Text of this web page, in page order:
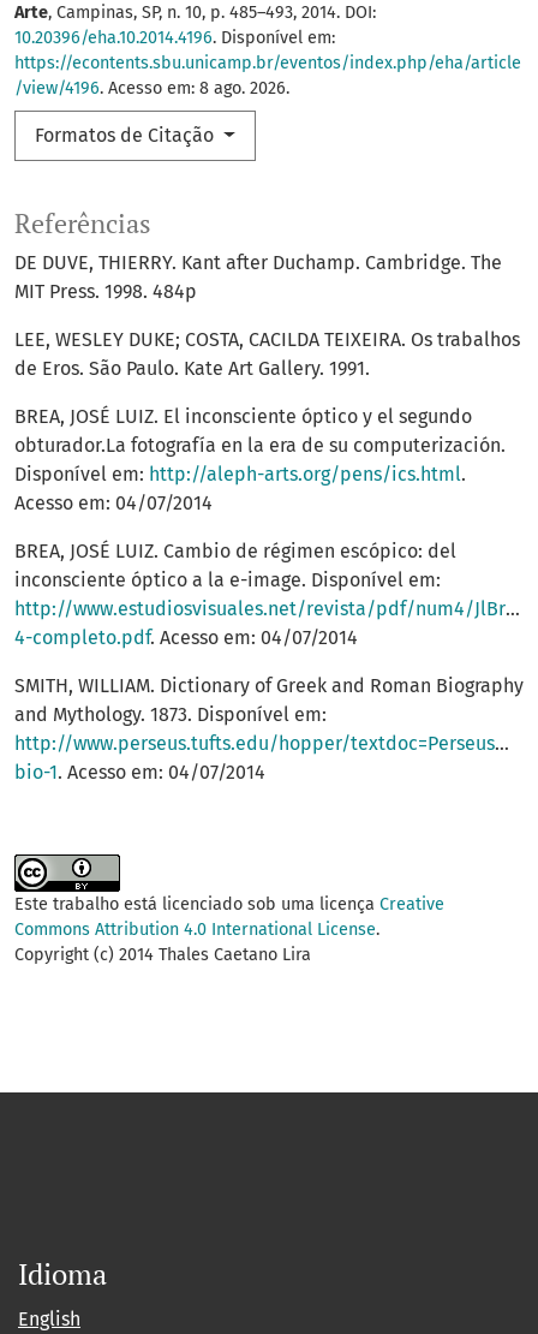
Arte, Campinas, SP, n. 10, p. 485–493, 2014. DOI:
10.20396/eha.10.2014.4196. Disponível em:
https://econtents.sbu.unicamp.br/eventos/index.php/eha/article
/view/4196. Acesso em: 8 ago. 2026.
Formatos de Citação
Referências
DE DUVE, THIERRY. Kant after Duchamp. Cambridge. The
MIT Press. 1998. 484p
LEE, WESLEY DUKE; COSTA, CACILDA TEIXEIRA. Os trabalhos
de Eros. São Paulo. Kate Art Gallery. 1991.
BREA, JOSÉ LUIZ. El inconsciente óptico y el segundo
obturador.La fotografía en la era de su computerización.
Disponível em: http://aleph-arts.org/pens/ics.html.
Acesso em: 04/07/2014
BREA, JOSÉ LUIZ. Cambio de régimen escópico: del
inconsciente óptico a la e-image. Disponível em:
http://www.estudiosvisuales.net/revista/pdf/num4/JlBrea-
4-completo.pdf. Acesso em: 04/07/2014
SMITH, WILLIAM. Dictionary of Greek and Roman Biography
and Mythology. 1873. Disponível em:
http://www.perseus.tufts.edu/hopper/
bio-1. Acesso em: 04/07/2014
Este trabalho está licenciado sob uma licença Creative
Commons Attribution 4.0 International License.
Copyright (c) 2014 Thales Caetano Lira
Idioma
English